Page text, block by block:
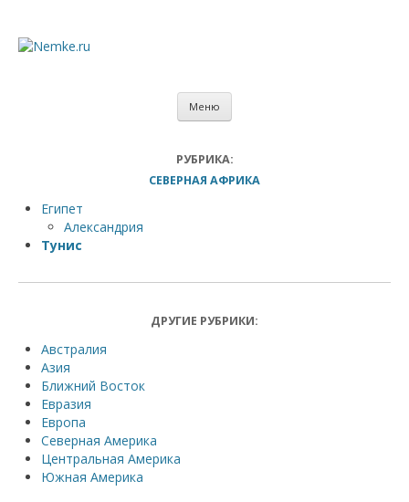
Меню
Главная
Фотографии
РУБРИКА:
СЕВЕРНАЯ АФРИКА
Египет
Александрия
Тунис
ДРУГИЕ РУБРИКИ:
Австралия
Азия
Ближний Восток
Евразия
Европа
Северная Америка
Центральная Америка
Южная Америка